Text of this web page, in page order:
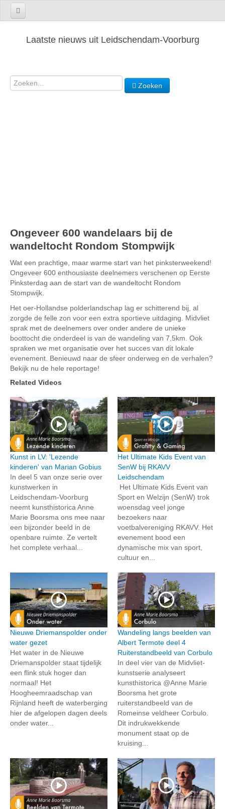
Laatste nieuws uit Leidschendam-Voorburg
Zoeken
Ongeveer 600 wandelaars bij de
wandeltocht Rondom Stompwijk
Wat een prachtige, maar warme start van het pinksterweekend!
Ongeveer 600 enthousiaste deelnemers verschenen op Eerste
Pinksterdag aan de start van de wandeltocht Rondom
Stompwijk.
Het oer-Hollandse polderlandschap lag er schitterend bij, al
zorgde de felle zon voor een extra sportieve uitdaging. Midvliet
sprak met de deelnemers over onder andere de unieke
boottocht die onderdeel is van de wandeling van 7,5km. Ook
spraken we met organisatie over het succes van dit lokale
evenement. Benieuwd naar de sfeer onderweg en de verhalen?
Bekijk nu de hele reportage!
Related Videos
Kunst in LV: 'Lezende
kinderen' van Marian Gobius
In deel 5 van onze serie over
kunstwerken in
Leidschendam-Voorburg
neemt kunsthistorica Anne
Marie Boorsma ons mee naar
een bijzonder beeld in de
openbare ruimte. Ze vertelt
het complete verhaal...
Het Ultimate Kids Event van
SenW bij RKAVV
Leidschendam
Het Ultimate Kids Event van
Sport en Welzijn (SenW) trok
woensdag veel jonge
bezoekers naar
voetbalvereniging RKAVV. Het
evenement bood een
dynamische mix van sport,
cultuur en...
Nieuwe Driemanspolder onder
water gezet
Het water in de Nieuwe
Driemanspolder staat tijdelijk
een flink stuk hoger dan
normaal! Het
Hoogheemraadschap van
Rijnland heeft de waterberging
hier de afgelopen dagen deels
onder water...
Wandeling langs beelden van
Albert Termote deel 4
Ruiterstandbeeld van Corbulo
In deel vier van de Midvliet-
kunstserie analyseert
kunsthistorica @Anne Marie
Boorsma het grote
ruiterstandbeeld van de
Romeinse veldheer Corbulo.
Dit indrukwekkende
monument staat op de
kruising...